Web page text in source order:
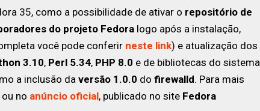
35, como a possibilidade de ativar o repositório de
do projeto Fedora logo após a instalação,
você pode conferir neste link) e atualização dos
3.10, Perl 5.34, PHP 8.0 e de bibliotecas do sistema
a inclusão da versão 1.0.0 do firewalld. Para mais
ou no anúncio oficial, publicado no site Fedora